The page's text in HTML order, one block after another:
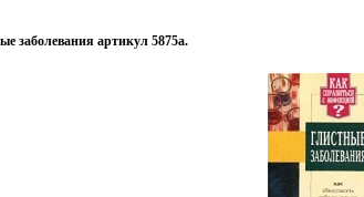
заболевания артикул 5875a.